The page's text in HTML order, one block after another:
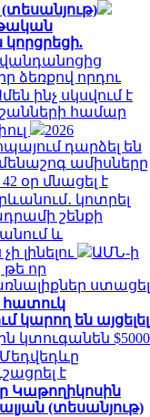
ձեռքով որդու
ինչ սկսվում է
համար
2026
դարձել են
ամիսները
օր մնացել է
կոտրել
շենքի
և
լինելու
ԱՄՆ-ի
թե որ
ստացել
հատուկ
կարող են այցելել
կտուգանեն $5000
Մեդվեդևը
է
Կաթողիկոսին
(տեսանյութ)